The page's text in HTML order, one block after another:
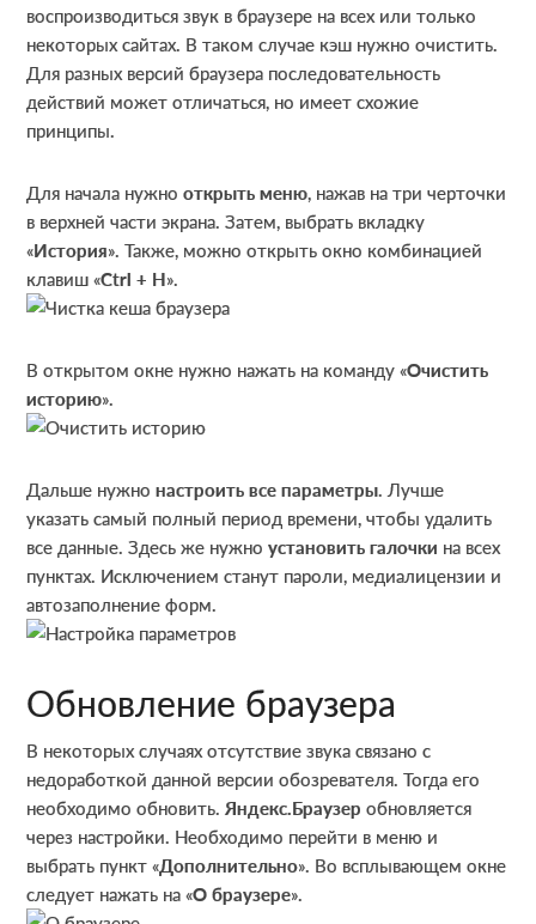
воспроизводиться звук в браузере на всех или только
некоторых сайтах. В таком случае кэш нужно очистить.
Для разных версий браузера последовательность
действий может отличаться, но имеет схожие
принципы.
Для начала нужнооткрыть меню, нажав на три черточки
в верхней части экрана. Затем, выбрать вкладку
«История». Также, можно открыть окно комбинацией
клавиш «Ctrl + H».
В открытом окне нужно нажать на команду «Очистить
историю».
Дальше нужнонастроить все параметры. Лучше
указать самый полный период времени, чтобы удалить
все данные. Здесь же нужноустановить галочки на всех
пунктах. Исключением станут пароли, медиалицензии и
автозаполнение форм.
Обновление браузера
В некоторых случаях отсутствие звука связано с
недоработкой данной версии обозревателя. Тогда его
необходимо обновить.Яндекс.Браузер обновляется
через настройки. Необходимо перейти в меню и
выбрать пункт «Дополнительно». Во всплывающем окне
следует нажать на «О браузере».